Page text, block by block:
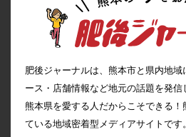
肥後ジャーナルは、熊本市と県内地
ース・店舗情報など地元の話題を発信
熊本県を愛する人だからこそできる
ている地域密着型メディアサイトです。